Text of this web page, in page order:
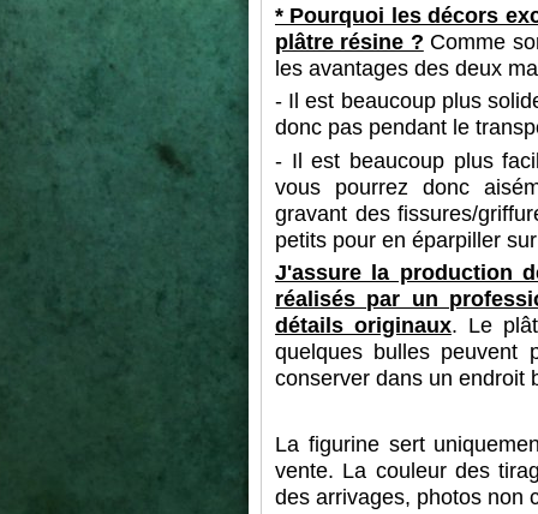
* Pourquoi les décors
plâtre résine ? Comme
les avantages des deux
- Il est beaucoup plus
donc pas pendant le
- Il est beaucoup plus
vous pourrez donc
gravant des fissures/
petits pour en éparpiller
J'assure la production
réalisés par un
détails originaux. Le
quelques bulles peuvent
conserver dans un endroit
La figurine sert
vente. La couleur des
des arrivages, photos non